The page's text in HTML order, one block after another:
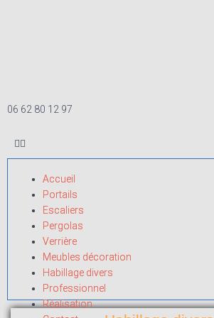
06 62 80 12 97
Accueil
Portails
Escaliers
Pergolas
Verrière
Meubles décoration
Habillage divers
Professionnel
Réalisation
Accueil
Portails
Escaliers
Pergolas
Verrière
Meubles décoration
Habillage divers
Professionnel
Réalisation